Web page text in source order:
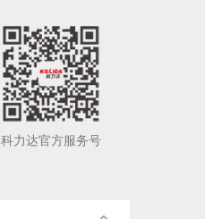
科力达官方服务号